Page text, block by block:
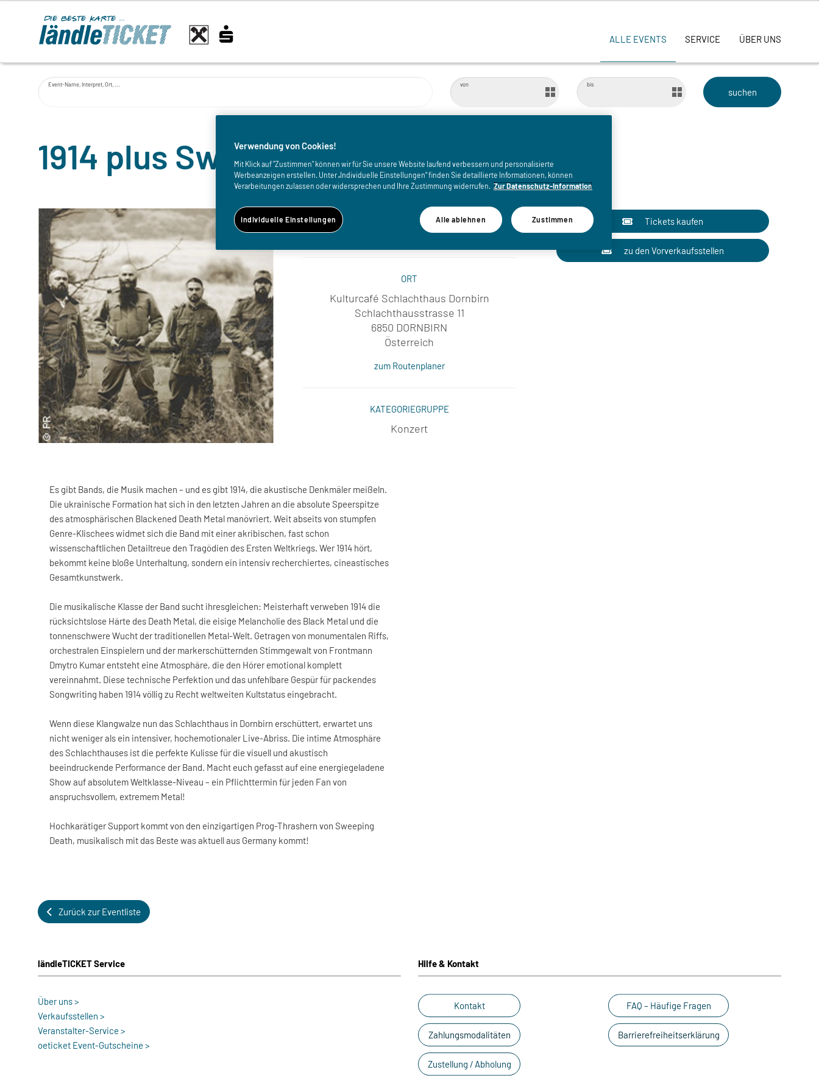
ALLE EVENTS SERVICE ÜBER UNS
Event-Name, Interpret, Ort, ... von bis
1914 plus Sweeping Death
WANN
Fr, 25.09.2026, 20:00 Uhr
ORT
Kulturcafé Schlachthaus Dornbirn
Schlachthausstrasse 11
6850 DORNBIRN
Österreich
zum Routenplaner
KATEGORIEGRUPPE
Konzert
Tickets kaufen
zu den Vorverkaufsstellen
Es gibt Bands, die Musik machen – und es gibt 1914, die akustische Denkmäler meißeln.
Die ukrainische Formation hat sich in den letzten Jahren an die absolute Speerspitze
des atmosphärischen Blackened Death Metal manövriert. Weit abseits von stumpfen
Genre-Klischees widmet sich die Band mit einer akribischen, fast schon
wissenschaftlichen Detailtreue den Tragödien des Ersten Weltkriegs. Wer 1914 hört,
bekommt keine bloße Unterhaltung, sondern ein intensiv recherchiertes, cineastisches
Gesamtkunstwerk.
Die musikalische Klasse der Band sucht ihresgleichen: Meisterhaft verweben 1914 die
rücksichtslose Härte des Death Metal, die eisige Melancholie des Black Metal und die
tonnenschwere Wucht der traditionellen Metal-Welt. Getragen von monumentalen Riffs,
orchestralen Einspielern und der markerschütternden Stimmgewalt von Frontmann
Dmytro Kumar entsteht eine Atmosphäre, die den Hörer emotional komplett
vereinnahmt. Diese technische Perfektion und das unfehlbare Gespür für packendes
Songwriting haben 1914 völlig zu Recht weltweiten Kultstatus eingebracht.
Wenn diese Klangwalze nun das Schlachthaus in Dornbirn erschüttert, erwartet uns
nicht weniger als ein intensiver, hochemotionaler Live-Abriss. Die intime Atmosphäre
des Schlachthauses ist die perfekte Kulisse für die visuell und akustisch
beeindruckende Performance der Band. Macht euch gefasst auf eine energiegeladene
Show auf absolutem Weltklasse-Niveau – ein Pflichttermin für jeden Fan von
anspruchsvollem, extremem Metal!
Hochkarätiger Support kommt von den einzigartigen Prog-Thrashern von Sweeping
Death, musikalisch mit das Beste was aktuell aus Germany kommt!
Zurück zur Eventliste
ländleTICKET Service
Über uns >
Verkaufsstellen >
Veranstalter-Service >
oeticket Event-Gutscheine >
Hilfe & Kontakt
Kontakt
Zahlungsmodalitäten
Zustellung / Abholung
FAQ – Häufige Fragen
Barrierefreiheitserklärung
Verwendung von Cookies!
Mit Klick auf "Zustimmen" können wir für Sie unsere Website laufend verbessern und personalisierte
Werbeanzeigen erstellen. Unter „Individuelle Einstellungen“ finden Sie detaillierte Informationen, können
Verarbeitungen zulassen oder widersprechen und Ihre Zustimmung widerrufen. Zur Datenschutz-Information
Alle ablehnen Zustimmen
Individuelle Einstellungen